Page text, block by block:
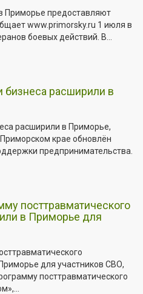
Приморье предоставляют
www.primorsky.ru 1 июля в
боевых действий. В...
бизнеса расширили в
расширили в Приморье,
крае обновлён
предпринимательства.
посттравматического
в Приморье для
для участников СВО,
посттравматического